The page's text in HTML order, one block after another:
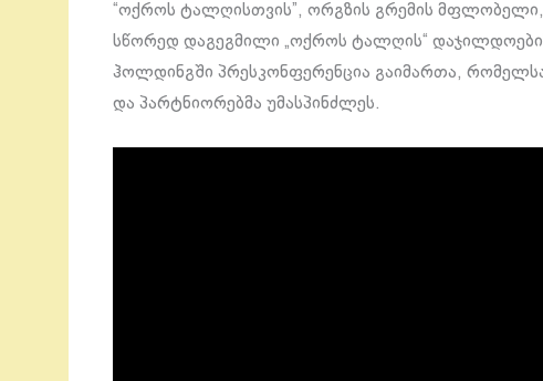
“ოქროს ტალღისთვის”, ორგზის გრემის მფლობელი,
სწორედ დაგეგმილი „ოქროს ტალღის“ დაჯილდოების
ჰოლდინგში პრესკონფერენცია გაიმართა,
და პარტნიორებმა უმასპინძლეს.